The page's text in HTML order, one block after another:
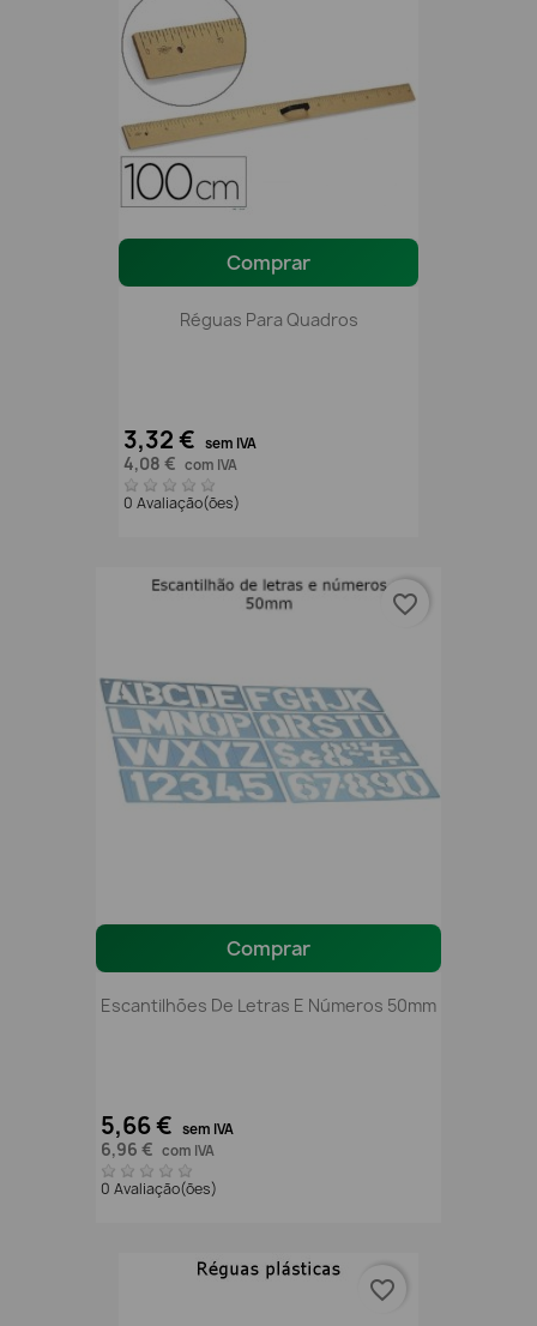
Comprar
Réguas Para Quadros
3,32 € sem IVA
4,08 € com IVA
0 Avaliação(ões)
Comprar
Escantilhões De Letras E Números 50mm
5,66 € sem IVA
6,96 € com IVA
0 Avaliação(ões)
favorite_border
favorite_border